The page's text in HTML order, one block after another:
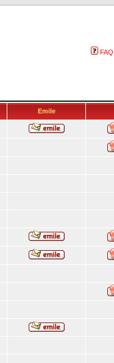
FAQ
Emile